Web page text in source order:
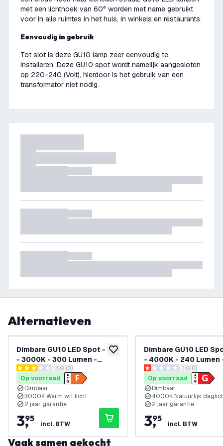
met een lichthoek van 60° worden met name gebruikt
voor in alle ruimtes in het huis, in winkels en restaurants.
Eenvoudig in gebruik
Tot slot is deze GU10 lamp zeer eenvoudig te
installeren. Deze GU10 spot wordt namelijk aangesloten
op 220-240 (Volt), hierdoor is het gebruik van een
transformator niet nodig.
Alternatieven
toevoegen aan verlanglijst
Dimbare GU10 LED Spot - 3W
- 3000K - 300 Lumen -
Transparantreviews drawer openen
3 score sterren3.0 (3)
Op voorraad
Dimbaar
3000K Warm wit licht
2 jaar garantie
3,
95
incl. BTW
Dimbare GU10 LED
- 4000K - 240 Lumen
Zwart
reviews
1 score sterren1.0 (1)
Op voorraad
Dimbaar
4000K Natuurlijk
2 jaar garantie
3,
95
incl. BTW
Vaak samen gekocht